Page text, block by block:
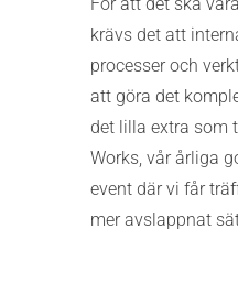
krävs det att
processer och
att göra det
det lilla extra som
Works, vår årliga
event där vi får
mer avslappnat